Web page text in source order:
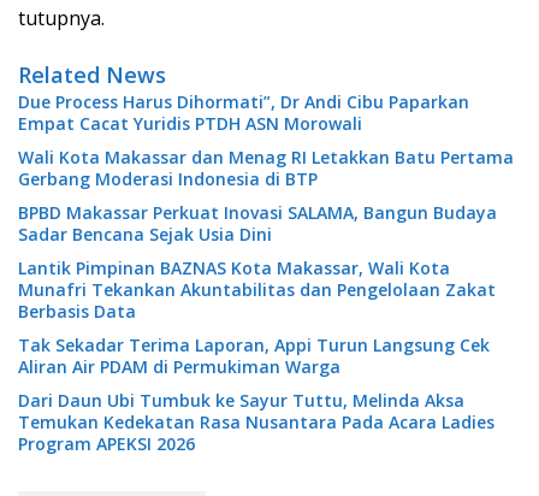
tutupnya.
Related News
Due Process Harus Dihormati”, Dr Andi Cibu Paparkan
Empat Cacat Yuridis PTDH ASN Morowali
Wali Kota Makassar dan Menag RI Letakkan Batu Pertama
Gerbang Moderasi Indonesia di BTP
BPBD Makassar Perkuat Inovasi SALAMA, Bangun Budaya
Sadar Bencana Sejak Usia Dini
Lantik Pimpinan BAZNAS Kota Makassar, Wali Kota
Munafri Tekankan Akuntabilitas dan Pengelolaan Zakat
Berbasis Data
Tak Sekadar Terima Laporan, Appi Turun Langsung Cek
Aliran Air PDAM di Permukiman Warga
Dari Daun Ubi Tumbuk ke Sayur Tuttu, Melinda Aksa
Temukan Kedekatan Rasa Nusantara Pada Acara Ladies
Program APEKSI 2026